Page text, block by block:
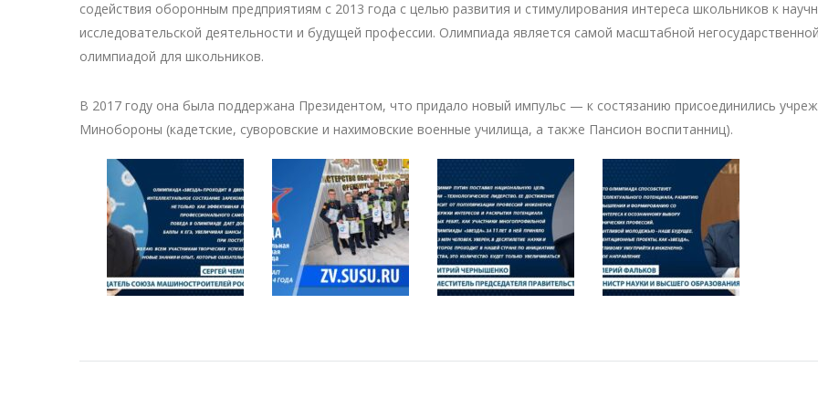
содействия оборонным предприятиям с 2013 года с целью развития и стимулирования интереса школьников к
исследовательской деятельности и будущей профессии. Олимпиада является самой масштабной негосударственной
олимпиадой для школьников.
В 2017 году она была поддержана Президентом, что придало новый импульс — к состязанию присоединились
Минобороны (кадетские, суворовские и нахимовские военные училища, а также Пансион воспитанниц).